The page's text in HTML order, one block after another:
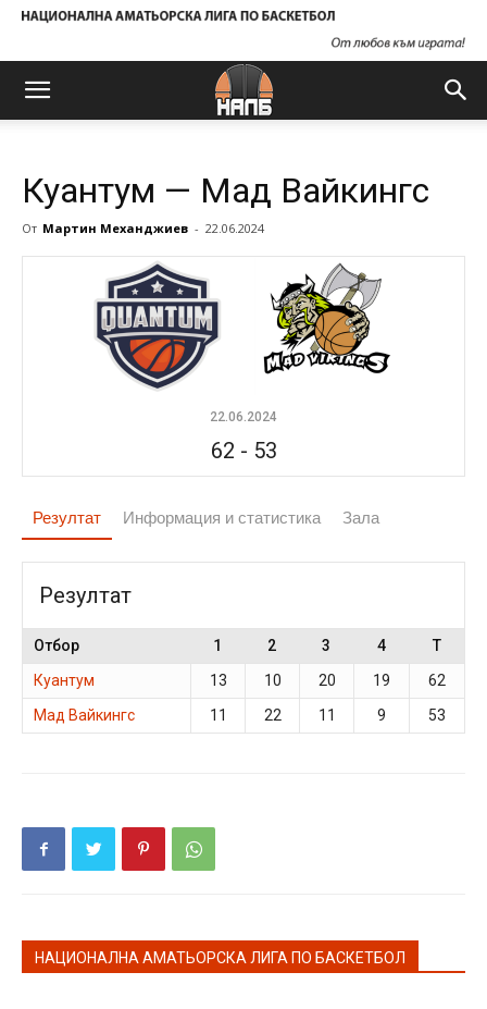
Куантум — Мад Вайкингс
От Мартин Механджиев - 22.06.2024
22.06.2024
62 - 53
Резултат Информация и статистика Зала
Резултат
Отбор 1 2 3 4
T
Куантум
13 10 20 19
62
Мад Вайкингс
11 22 11 9 53
НАЦИОНАЛНА АМАТЬОРСКА ЛИГА ПО БАСКЕТБОЛ